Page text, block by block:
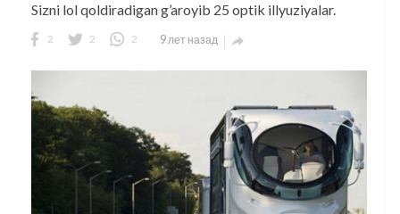
Sizni lol qoldiradigan g’aroyib 25 optik illyuziyalar.
2 2 2 9 лет назад 